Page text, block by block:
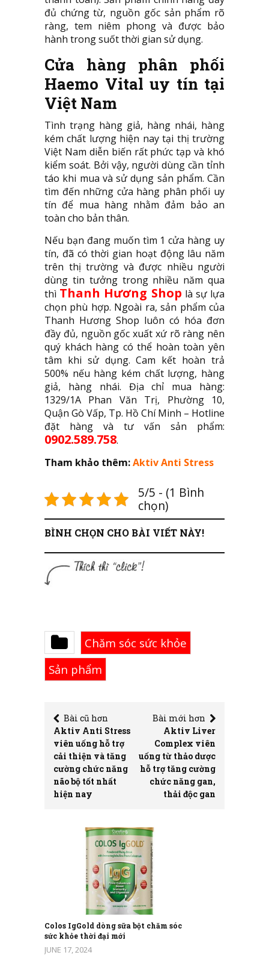
đủ chứng từ, nguồn gốc sản phẩm rõ
ràng, tem niêm phong và được bảo
hành trong suốt thời gian sử dụng.
Cửa hàng phân phối
Haemo Vital uy tín tại
Việt Nam
Tình trạng hàng giả, hàng nhái, hàng
kém chất lượng hiện nay tại thị trường
Việt Nam diễn biến rất phức tạp và khó
kiểm soát. Bởi vậy, người dùng cần tỉnh
táo khi mua và sử dụng sản phẩm. Cần
tìm đến những cửa hàng phân phối uy
tín để mua hàng nhằm đảm bảo an
toàn cho bản thân.
Nếu bạn đang muốn tìm 1 cửa hàng uy
tín, đã có thời gian hoạt động lâu năm
trên thị trường và được nhiều người
dùng tin tưởng trong nhiều năm qua
thì Thanh Hương Shop là sự lựa
chọn phù hợp. Ngoài ra, sản phẩm của
Thanh Hương Shop luôn có hóa đơn
đầy đủ, nguồn gốc xuất xứ rõ ràng nên
quý khách hàng có thể hoàn toàn yên
tâm khi sử dụng. Cam kết hoàn trả
500% nếu hàng kém chất lượng, hàng
giả, hàng nhái. Địa chỉ mua hàng:
1329/1A Phan Văn Trị, Phường 10,
Quận Gò Vấp, Tp. Hồ Chí Minh – Hotline
đặt hàng và tư vấn sản phẩm:
0902.589.758.
Tham khảo thêm:Aktiv Anti Stress
5/5 - (1 Bình
chọn)
BÌNH CHỌN CHO BÀI VIẾT NÀY!
Chăm sóc sức khỏe
Sản phẩm
Bài cũ hơn
Aktiv Anti Stress
viên uống hỗ trợ
cải thiện và tăng
cường chức năng
não bộ tốt nhất
hiện nay
Bài mới hơn
Aktiv Liver
Complex viên
uống từ thảo dược
hỗ trợ tăng cường
chức năng gan,
thải độc gan
Colos IgGold dòng sữa bột chăm sóc
sức khỏe thời đại mới
JUNE 17, 2024